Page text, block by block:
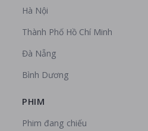
Hà Nội
Thành Phố Hồ Chí Minh
Đà Nẵng
Bình Dương
PHIM
Phim đang chiếu